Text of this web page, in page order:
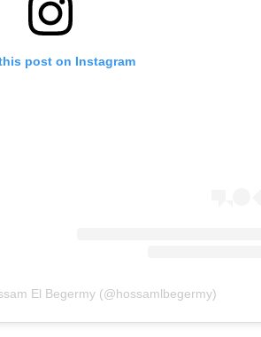
post on Instagram
El Begermy (@hossamlbegermy)